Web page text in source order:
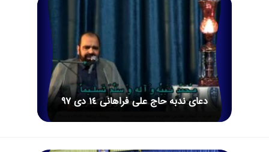
دعای ندبه حاج علی فراهانی 14 دی ۹۷